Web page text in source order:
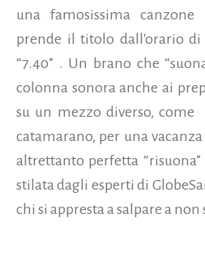
una famosissima
prende il titolo dall'orario
“7.40” . Un brano che
colonna sonora anche ai
su un mezzo diverso, come
catamarano, per una
altrettanto perfetta
stilata dagli esperti di
chi si appresta a salpare a non